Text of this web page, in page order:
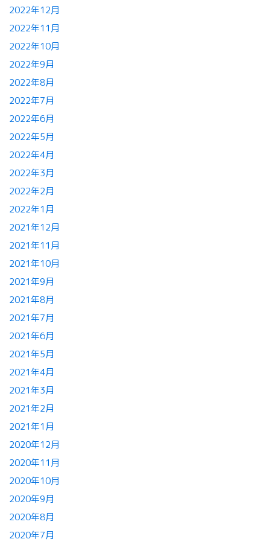
2022年12月
2022年11月
2022年10月
2022年9月
2022年8月
2022年7月
2022年6月
2022年5月
2022年4月
2022年3月
2022年2月
2022年1月
2021年12月
2021年11月
2021年10月
2021年9月
2021年8月
2021年7月
2021年6月
2021年5月
2021年4月
2021年3月
2021年2月
2021年1月
2020年12月
2020年11月
2020年10月
2020年9月
2020年8月
2020年7月